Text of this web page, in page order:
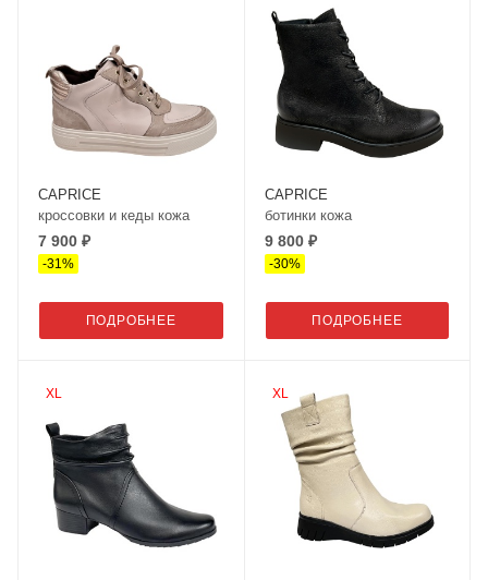
CAPRICE
кроссовки и кеды кожа
7 900 ₽
-31 %
ПОДРОБНЕЕ
CAPRICE
ботинки кожа
9 800 ₽
-30%
ПОДРОБНЕЕ
XL XL